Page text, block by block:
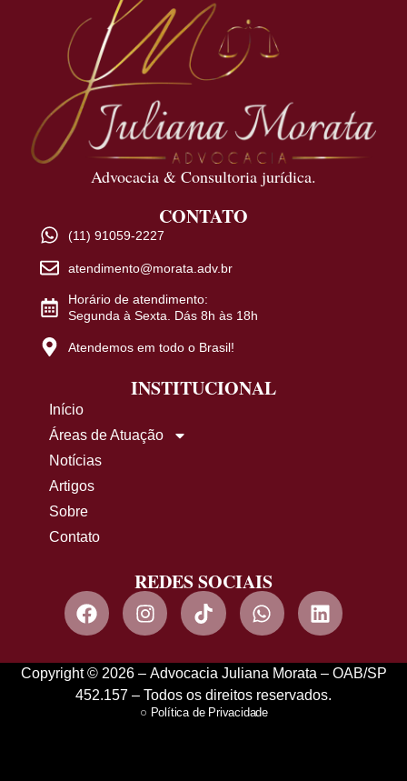
Advocacia & Consultoria jurídica.
CONTATO
(11) 91059-2227
atendimento@morata.adv.br
Horário de atendimento:
Segunda à Sexta. Dás 8h às 18h
Atendemos em todo o Brasil!
INSTITUCIONAL
Início
Áreas de Atuação
Notícias
Artigos
Sobre
Contato
REDES SOCIAIS
Copyright © 2026 – Advocacia Juliana Morata – OAB/SP
452.157 – Todos os direitos reservados.
Política de Privacidade